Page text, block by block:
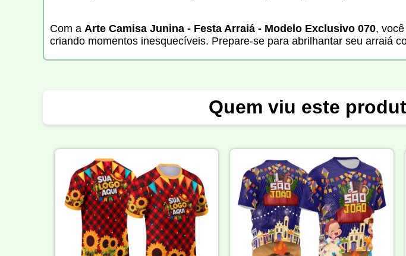
Com a Arte Camisa Junina - Festa Arraiá - Modelo Exclusivo 070,
criando momentos inesquecíveis. Prepare-se para abrilhantar seu arraiá
Quem viu este